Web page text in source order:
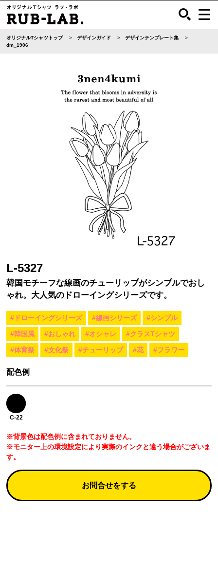
オリジナルTシャツトップ デザインガイド
デザインテンプレート集
dm_1906
L-5327
韓国モチーフな線画のチューリップがシンプルでおし
ゃれ。大人気のドローイングシリーズです。
#ドローイングシリーズ #線画シリーズ #シンプル
#韓国風 #おしゃれ #オシャレ #クラスTシャツ
#体育祭 #文化祭 #チューリップ #花 #フラワー
配色例
C-22
※背景色は配色例に含まれておりません。
※モニター上の環境設定により実際のインクと違う場合がございま
す。
お問合せをする